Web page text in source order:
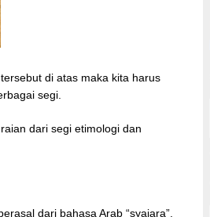
di atas maka kita harus
segi.
dari segi etimologi dan
dari bahasa Arab “syajara”,